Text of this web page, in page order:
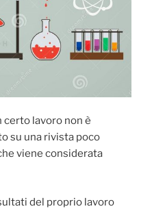
certo lavoro non è
su una rivista poco
viene considerata
del proprio lavoro